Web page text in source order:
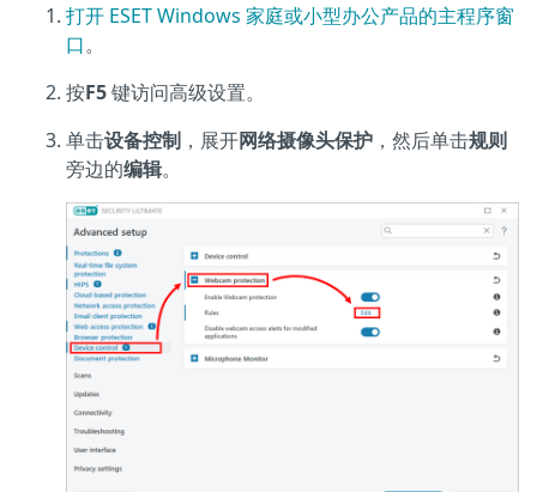
打开 ESET Windows 家庭或小型办公产品的主程序窗
口。
按F5键访问高级设置。
单击设备控制 ，展开网络摄像头保护 ，然后单击规则
旁边的编辑。